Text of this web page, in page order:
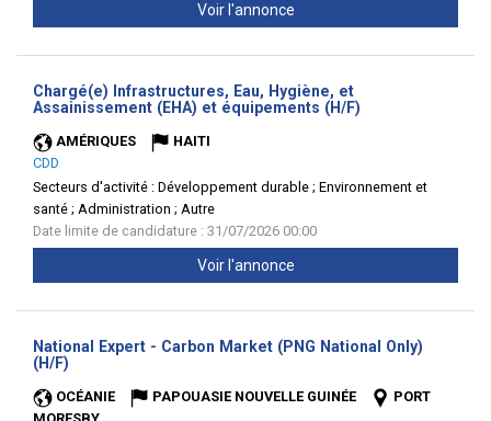
Voir l'annonce
Chargé(e) Infrastructures, Eau, Hygiène, et
Assainissement (EHA) et équipements (H/F)
AMÉRIQUES
HAITI
CDD
Secteurs d'activité : Développement durable ; Environnement et
santé ; Administration ; Autre
Date limite de candidature : 31/07/2026 00:00
Voir l'annonce
National Expert - Carbon Market (PNG National Only)
(H/F)
OCÉANIE PAPOUASIE NOUVELLE GUINÉE
PORT